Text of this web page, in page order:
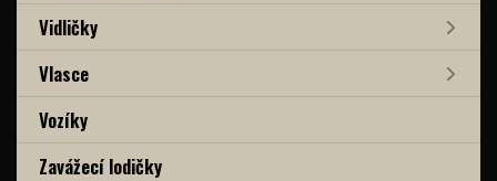
Vidličky
Vlasce
Vozíky
Zavážecí lodičky